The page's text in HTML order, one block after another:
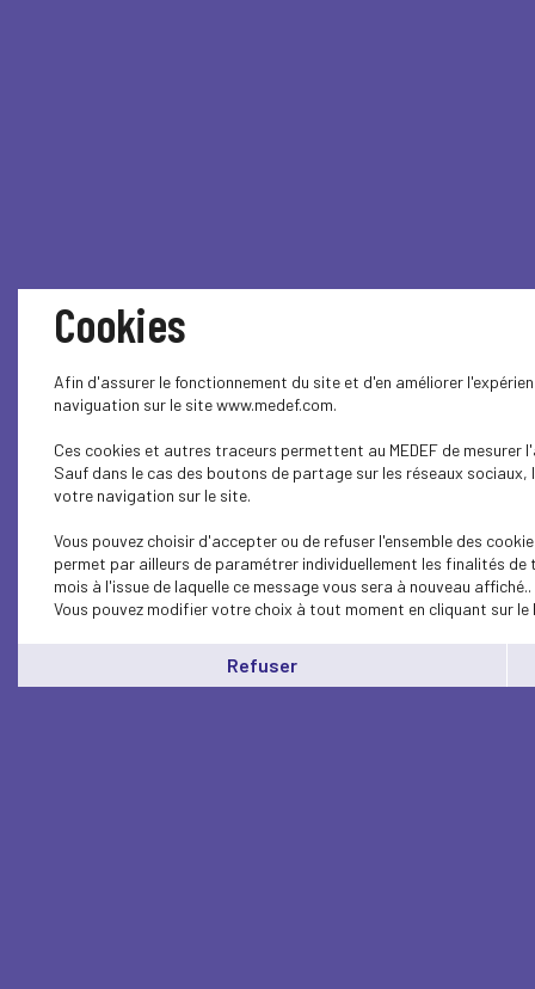
Cookies
Afin d'assurer le fonctionnement du site et d'en améliorer
naviguation sur le site www.medef.com.
Ces cookies et autres traceurs permettent au MEDEF de
Sauf dans le cas des boutons de partage sur les réseaux
votre navigation sur le site.
Vous pouvez choisir d'accepter ou de refuser l'ensemble des
permet par ailleurs de paramétrer individuellement les finalités
mois à l'issue de laquelle ce message vous sera à nouveau affiché..
Vous pouvez modifier votre choix à tout moment en cliquant sur le
Refuser